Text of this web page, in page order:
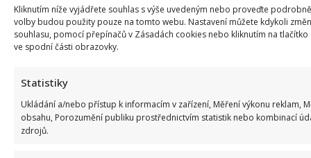
Kliknutím níže vyjádřete souhlas s výše uvedeným nebo proveďte
volby budou použity pouze na tomto webu. Nastavení můžete kdykoli
souhlasu, pomocí přepínačů v Zásadách cookies nebo kliknutím na tlačítko
ve spodní části obrazovky.
Statistiky
Ukládání a/nebo přístup k informacím v zařízení, Měření výkonu reklam,
obsahu, Porozumění publiku prostřednictvím statistik nebo kombinací
zdrojů.
Al Sašíno
VS napsal:
Že už je zase vokrkanej?!